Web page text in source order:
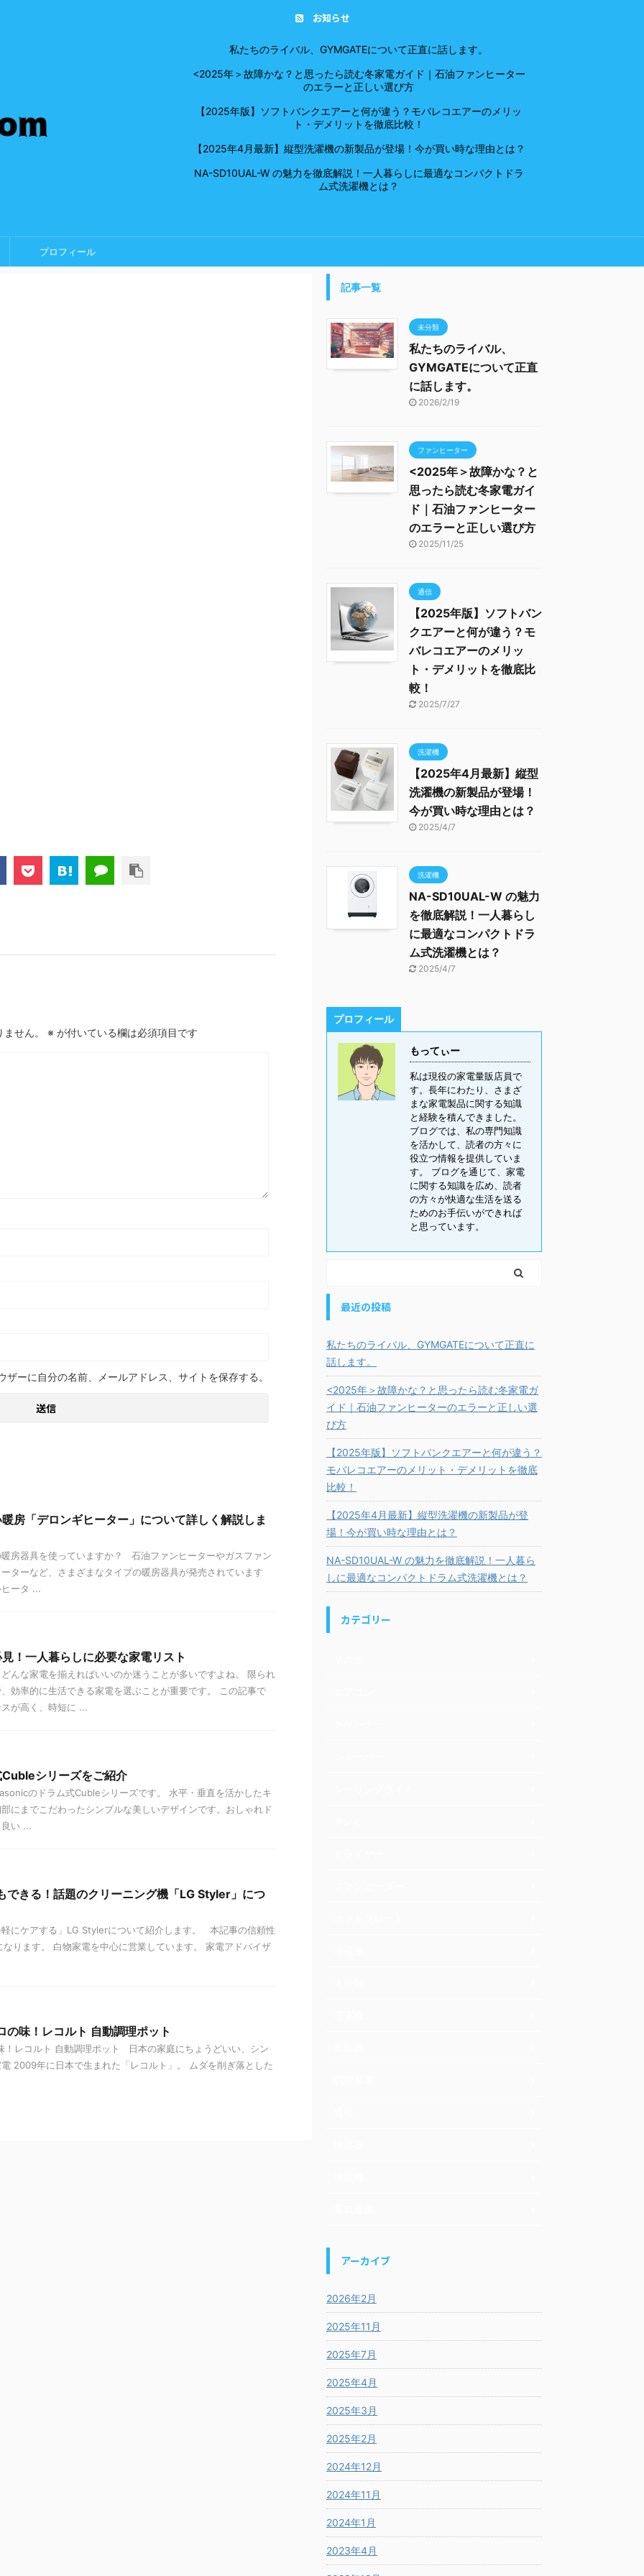
お知らせ
私たちのライバル、GYMGATEについて正直に話します。
<2025年＞故障かな？と思ったら読む冬家電ガイド｜石油ファンヒーター
のエラーと正しい選び方
【2025年版】ソフトバンクエアーと何が違う？モバレコエアーのメリッ
ト・デメリットを徹底比較！
【2025年4月最新】縦型洗濯機の新製品が登場！今が買い時な理由とは？
NA-SD10UAL-W の魅力を徹底解説！一人暮らしに最適なコンパクトドラ
ム式洗濯機とは？
プロフィール
せん。 ※ が付いている欄は必須項目です
ーに自分の名前、メールアドレス、サイトを保存する。
房「デロンギヒーター」について詳しく解説しま
房器具を使っていますか？ 石油ファンヒーターやガスファン
ターなど、さまざまなタイプの暖房器具が発売されています
ータ ...
！一人暮らしに必要な家電リスト
んな家電を揃えればいいのか迷うことが多いですよね。 限られ
効率的に生活できる家電を選ぶことが重要です。 この記事で
が高く、時短に ...
シリーズをご紹介
のドラム式Cubleシリーズです。 水平・垂直を活かしたキ
にまでこだわったシンプルな美しいデザインです。おしゃれド
い ...
できる！話題のクリーニング機「LG Styler」につ
にケアする」LG Stylerについて紹介します。 本記事の信頼性
ります。 白物家電を中心に営業しています。 家電アドバイザ
の味！レコルト 自動調理ポット
！レコルト 自動調理ポット 日本の家庭にちょうどいい、シン
2009年に日本で生まれた「レコルト」。 ムダを削ぎ落とした
記事一覧
未分類
私たちのライバル、
GYMGATEについて正直
に話します。
2026/2/19
ファンヒーター
<2025年＞故障かな？と
思ったら読む冬家電ガイ
ド｜石油ファンヒーター
のエラーと正しい選び方
2025/11/25
通信
【2025年版】ソフトバン
クエアーと何が違う？モ
バレコエアーのメリッ
ト・デメリットを徹底比
較！
2025/7/27
洗濯機
【2025年4月最新】縦型
洗濯機の新製品が登場！
今が買い時な理由とは？
2025/4/7
洗濯機
NA-SD10UAL-W の魅力
を徹底解説！一人暮らし
に最適なコンパクトドラ
ム式洗濯機とは？
2025/4/7
プロフィール
もってぃー
私は現役の家電量販店員で
す。長年にわたり、さまざ
まな家電製品に関する知識
と経験を積んできました。
ブログでは、私の専門知識
を活かして、読者の方々に
役立つ情報を提供していま
す。 ブログを通じて、家電
に関する知識を広め、読者
の方々が快適な生活を送る
ためのお手伝いができれば
と思っています。
最近の投稿
私たちのライバル、GYMGATEについて正直に
話します。
<2025年＞故障かな？と思ったら読む冬家電ガ
イド｜石油ファンヒーターのエラーと正しい選
び方
【2025年版】ソフトバンクエアーと何が違う？
モバレコエアーのメリット・デメリットを徹底
比較！
【2025年4月最新】縦型洗濯機の新製品が登
場！今が買い時な理由とは？
NA-SD10UAL-W の魅力を徹底解説！一人暮ら
しに最適なコンパクトドラム式洗濯機とは？
カテゴリー
アーカイブ
2026年2月
2025年11月
2025年7月
2025年4月
2025年3月
2025年2月
2024年12月
2024年11月
2024年1月
2023年4月